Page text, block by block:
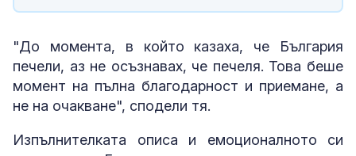
"До момента, в който казаха, че България
печели, аз не осъзнавах, че печеля. Това беше
момент на пълна благодарност и приемане, а
не на очакване", сподели тя.
Изпълнителката описа и емоционалното си